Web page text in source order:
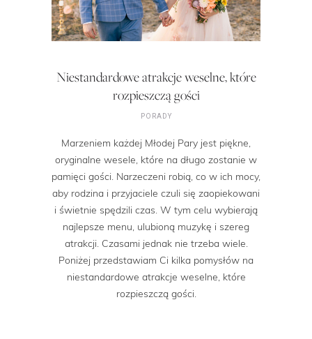
Niestandardowe atrakcje weselne, które
rozpieszczą gości
PORADY
Marzeniem każdej Młodej Pary jest piękne,
oryginalne wesele, które na długo zostanie w
pamięci gości. Narzeczeni robią, co w ich mocy,
aby rodzina i przyjaciele czuli się zaopiekowani
i świetnie spędzili czas. W tym celu wybierają
najlepsze menu, ulubioną muzykę i szereg
atrakcji. Czasami jednak nie trzeba wiele.
Poniżej przedstawiam Ci kilka pomysłów na
niestandardowe atrakcje weselne, które
rozpieszczą gości.